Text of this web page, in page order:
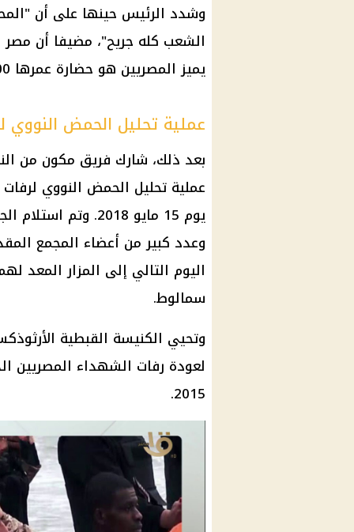
وشدد الرئيس حينها على أن
الشعب كله جريح"، مضيفا أن مصر
يميز المصريين هو حضارة عمرها 7000 عام.
عملية تحليل الحمض النووي
بعد ذلك، شارك فريق مكون من
عملية تحليل الحمض النووي
يوم 15 مايو 2018.
وعدد كبير من أعضاء المجمع
اليوم التالي إلى المزار المعد
سمالوط.
لعودة رفات الشهداء المصريين
2015.